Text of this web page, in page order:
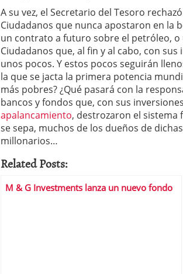
A su vez, el Secretario del Tesoro
Ciudadanos que nunca apostaron en la
un contrato a futuro sobre el petróleo, o
Ciudadanos que, al fin y al cabo, con
unos pocos. Y estos pocos seguirán
la que se jacta la primera potencia
más pobres? ¿Qué pasará con la
bancos y fondos que, con sus
apalancamiento, destrozaron el sistema
se sepa, muchos de los dueños de
millonarios…
Related Posts:
M & G Investments lanza un nuevo fondo